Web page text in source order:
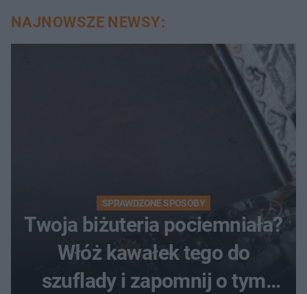
NAJNOWSZE NEWSY:
SPRAWDZONE SPOSOBY
Twoja biżuteria pociemniała?
Włóż kawałek tego do
szuflady i zapomnij o tym